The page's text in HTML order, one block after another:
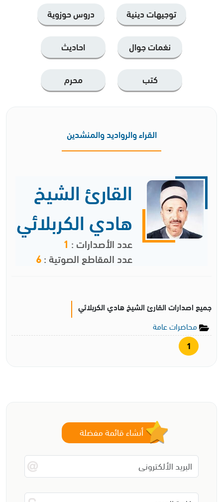
توجيهات دينية دروس حوزوية
نغمات جوال احاديث
كتب محرم
القراء والرواديد والمنشدين
القارئ الشيخ
هادي الكربلائي
عدد الأصدارات : 1
عدد المقاطع الصوتية : 6
جميع اصدارات القارئ الشيخ هادي الكربلائي
محاضرات عامة
1
أنشاء قائمة مفضلة